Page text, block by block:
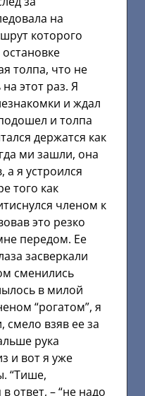
на
которого
толпа, что не
этот раз. Я
и ждал
и толпа
держатся как
ми зашли, она
а я устроился
того как
членом к
это резко
передом. Ее
засверкали
сменились
в милой
“рогатом”, я
смело взяв ее за
рука
и вот я уже
“Тише,
ответ, – “не надо